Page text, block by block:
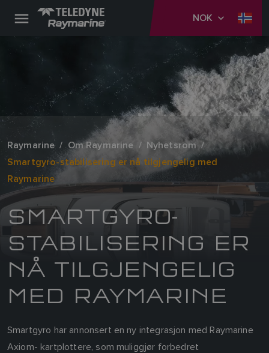
NOK
Raymarine Om Raymarine
Nyhetsrom
Smartgyro-stabilisering er nå tilgjengelig med
Raymarine
SMARTGYRO-
STABILISERING ER
NÅ TILGJENGELIG
MED RAYMARINE
Smartgyro har annonsert en ny integrasjon med Raymarine
Axiom- kartplottere, som muliggjør forbedret